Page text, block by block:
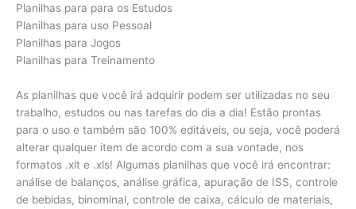
Planilhas para para os Estudos
Planilhas para uso Pessoal
Planilhas para Jogos
Planilhas para Treinamento
As planilhas que você irá adquirir podem ser utilizadas no seu
trabalho, estudos ou nas tarefas do dia a dia! Estão prontas
para o uso e também são 100% editáveis, ou seja, você poderá
alterar qualquer item de acordo com a sua vontade, nos
formatos .xlt e .xls! Algumas planilhas que você irá encontrar:
análise de balanços, análise gráfica, apuração de ISS, controle
de bebidas, binominal, controle de caixa, cálculo de materiais,